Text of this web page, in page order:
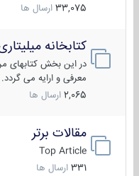
33,075 ارسال ها
کتابخانه میلیتاری
در این بخش کتابهای
معرفی و ارایه می گردد.
2,065 ارسال ها
مقالات برتر
Top Article
331 ارسال ها